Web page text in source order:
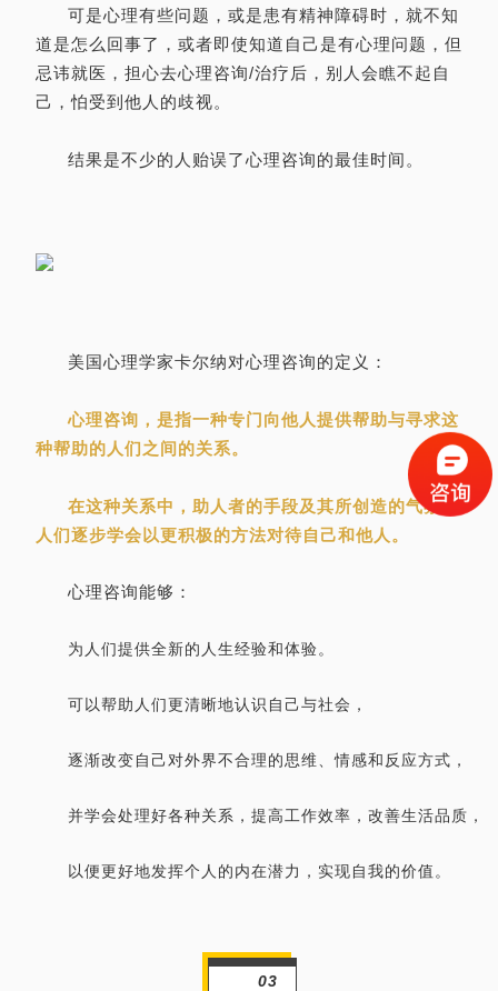
可是心理有些问题，或是患有精神障碍时，就不知
道是怎么回事了，或者即使知道自己是有心理问题，但
忌讳就医，担心去心理咨询/治疗后，别人会瞧不起自
己，怕受到他人的歧视。
结果是不少的人贻误了心理咨询的最佳时间。
美国心理学家卡尔纳对心理咨询的定义：
心理咨询，是指一种专门向他人提供帮助与寻求这
种帮助的人们之间的关系。
在这种关系中，助人者的手段及其所创造的气氛使
人们逐步学会以更积极的方法对待自己和他人。
心理咨询能够：
为人们提供全新的人生经验和体验。
可以帮助人们更清晰地认识自己与社会，
逐渐改变自己对外界不合理的思维、情感和反应方式，
并学会处理好各种关系，提高工作效率，改善生活品质，
以便更好地发挥个人的内在潜力，实现自我的价值。
03